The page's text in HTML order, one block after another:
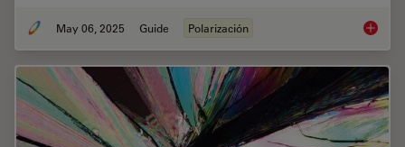
May 06, 2025 Guide Polarización A